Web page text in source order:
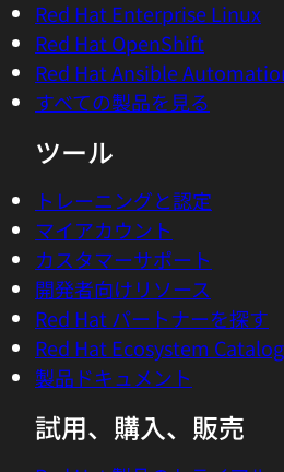
Job role*
Country/Region*
Red Hat may use your personal
products, services, and events.
Notify me about products,
You can stop receiving
clicking the unsubscribe link
withdrawing your consent at
details.